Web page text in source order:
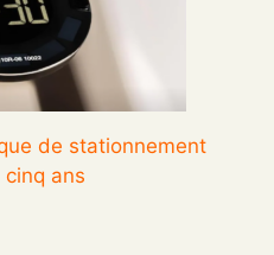
de stationnement
cinq ans